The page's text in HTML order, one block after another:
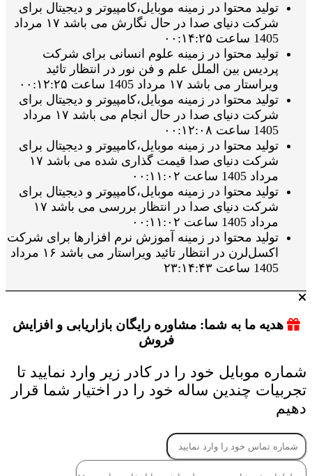
تولید محتوا در زمینه موبایل،کامپیوتر و دیجیتال برای
شرکت دنیای صدا در حال نگارش می باشد ۱۷ مرداد
1405 ساعت ۰۰:۱۴:۲۵
تولید محتوا در زمینه علوم انسانی برای شرکت
پردیس بین الملل علم و فن نور در انتظار تائید
ویراستار می باشد ۱۷ مرداد 1405 ساعت ۰۰:۱۲:۲۵
تولید محتوا در زمینه موبایل،کامپیوتر و دیجیتال برای
شرکت دنیای صدا در حال انجام می باشد ۱۷ مرداد
1405 ساعت ۰۰:۱۲:۰۸
تولید محتوا در زمینه موبایل،کامپیوتر و دیجیتال برای
شرکت دنیای صدا قیمت گذاری شده می باشد ۱۷
مرداد 1405 ساعت ۰۰:۱۱:۰۲
تولید محتوا در زمینه موبایل،کامپیوتر و دیجیتال برای
شرکت دنیای صدا در انتظار بررسی می باشد ۱۷
مرداد 1405 ساعت ۰۰:۱۱:۰۲
تولید محتوا در زمینه آموزش نرم افزارها برای شرکت
اکسل‌لرن در انتظار تائید ویراستار می باشد ۱۶ مرداد
1405 ساعت ۲۳:۱۴:۴۳
هدیه ما به شما: مشاوره رایگان بازاریابی و افزایش
فروش
شماره موبایل خود را در کادر زیر وارد نمایید تا
تجربیات چندین ساله خود را در اختیار شما قرار
دهیم